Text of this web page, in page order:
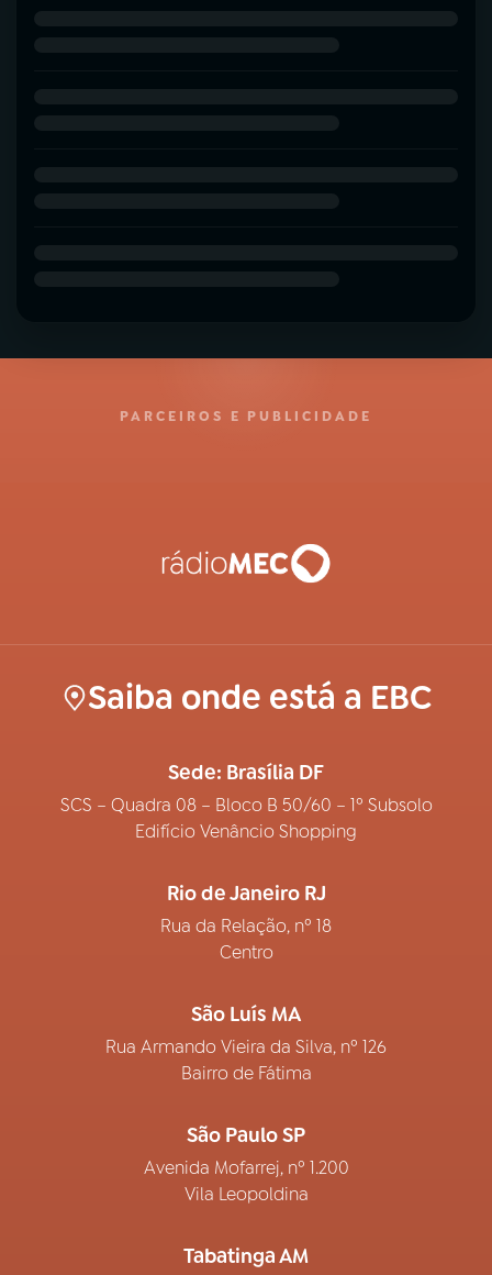
PARCEIROS E PUBLICIDADE
Saiba onde está a EBC
Sede: Brasília DF
SCS – Quadra 08 – Bloco B 50/60 – 1º Subsolo
Edifício Venâncio Shopping
Rio de Janeiro RJ
Rua da Relação, nº 18
Centro
São Luís MA
Rua Armando Vieira da Silva, nº 126
Bairro de Fátima
São Paulo SP
Avenida Mofarrej, nº 1.200
Vila Leopoldina
Tabatinga AM